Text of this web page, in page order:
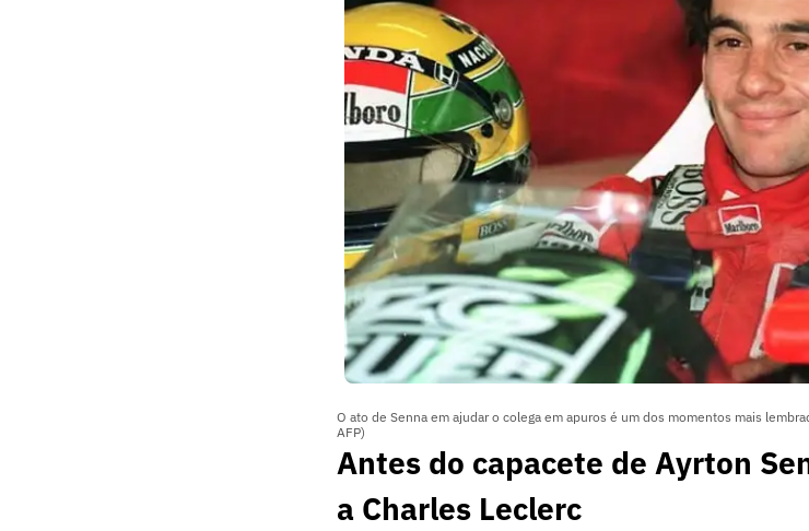
O ato de Senna em ajudar o colega em apuros é um dos momentos mais
AFP)
Antes do capacete de Ayrton
a Charles Leclerc